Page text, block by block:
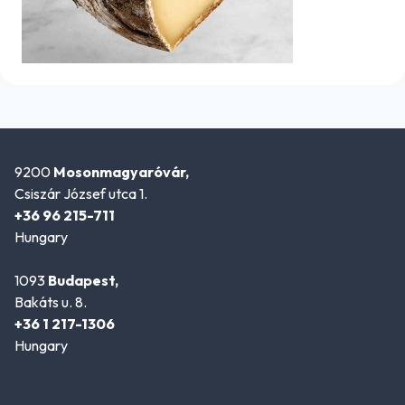
9200 Mosonmagyaróvár,
Csiszár József utca 1.
+36 96 215-711
Hungary
1093 Budapest,
Bakáts u. 8.
+36 1 217-1306
Hungary